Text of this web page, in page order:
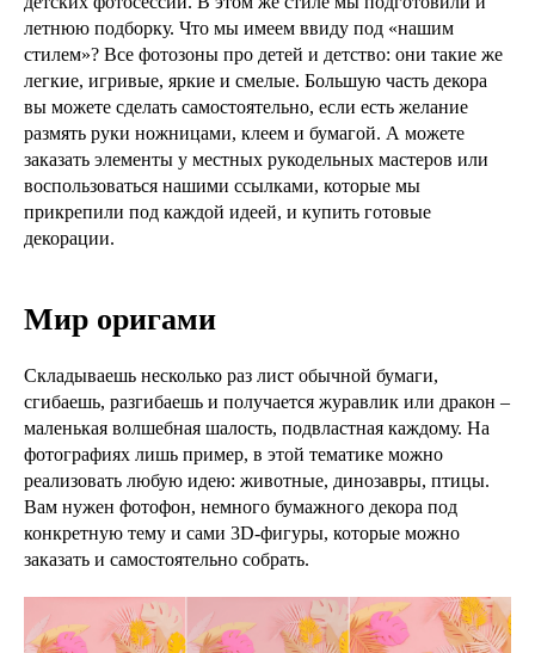
летнюю подборку. Что мы имеем ввиду под «нашим
стилем»? Все фотозоны про детей и детство: они такие же
легкие, игривые, яркие и смелые. Большую часть декора
вы можете сделать самостоятельно, если есть желание
размять руки ножницами, клеем и бумагой. А можете
заказать элементы у местных рукодельных мастеров или
воспользоваться нашими ссылками, которые мы
прикрепили под каждой идеей, и купить готовые
декорации.
Мир оригами
Складываешь несколько раз лист обычной бумаги,
сгибаешь, разгибаешь и получается журавлик или дракон –
маленькая волшебная шалость, подвластная каждому. На
фотографиях лишь пример, в этой тематике можно
реализовать любую идею: животные, динозавры, птицы.
Вам нужен фотофон, немного бумажного декора под
конкретную тему и сами 3D-фигуры, которые можно
заказать и самостоятельно собрать.